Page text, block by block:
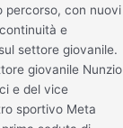
percorso, con nuovi
e
settore giovanile.
giovanile Nunzio
e del vice
sportivo Meta